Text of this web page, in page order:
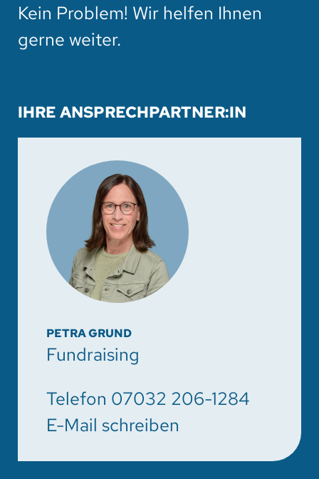
Kein Problem! Wir helfen Ihnen
gerne weiter.
IHRE ANSPRECHPARTNER:IN
PETRA GRUND
Fundraising
Telefon 07032 206-1284
E-Mail schreiben